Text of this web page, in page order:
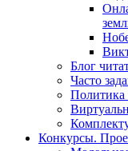
Блог
Часто
Политика
Конкурсы.